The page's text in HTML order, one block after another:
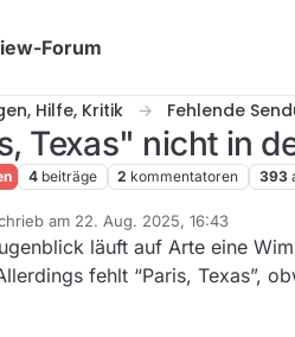
Forum
Hilfe, Kritik Fehlende
Texas" nicht in
4 beiträge 2 kommentatoren 393
am 22. Aug. 2025, 16:43
editiert von
läuft auf Arte eine
fehlt “Paris, Texas”,